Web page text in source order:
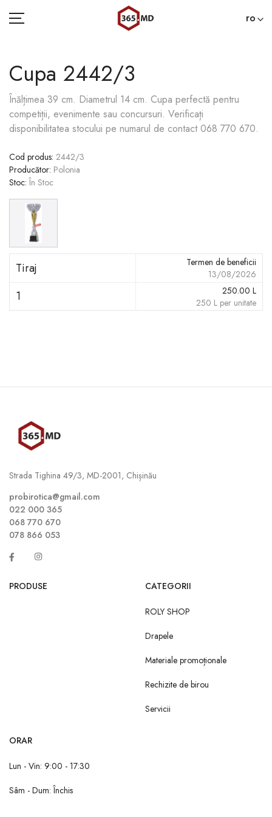
ro
ACASĂ
CATEGORII
BLOG
022 000 365
Cupa 2442/3
Înălțimea 39 cm. Diametrul 14 cm. Сupa perfectă pentru
competiții, evenimente sau concursuri. Verificați
disponibilitatea stocului pe numarul de contact 068 770 670.
Cod produs: 2442/3
Producător: Polonia
Stoc: În Stoc
Tiraj
Termen de beneficii
13/08/2026
1 250.00 L
250 L per unitate
Strada Tighina 49/3, MD-2001, Chișinău
probirotica@gmail.com
022 000 365
068 770 670
078 866 053
PRODUSE CATEGORII
ROLY SHOP
Drapele
Materiale promoționale
Rechizite de birou
Servicii
ORAR
Lun - Vin: 9:00 - 17:30
Sâm - Dum: Închis